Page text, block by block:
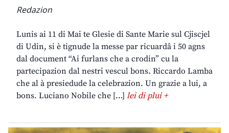
Redazion
Lunis ai 11 di Mai te Glesie di Sante Marie sul Cjiscjel
di Udin, si è tignude la messe par ricuardâ i 50 agns
dal document “Ai furlans che a crodin” cu la
partecipazion dal nestri vescul bons. Riccardo Lamba
che al à presiedude la celebrazion. Un grazie a lui, a
bons. Luciano Nobile che […] lei di plui +